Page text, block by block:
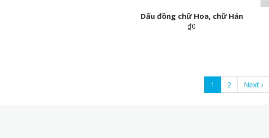
Dấu đồng chữ Hoa, chữ Hán
₫0
Current
page
1 Page
2
Next
page
Next ›